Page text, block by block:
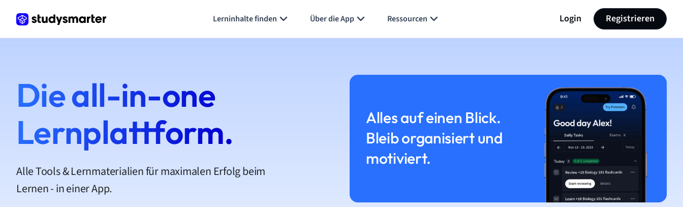
Lerninhalte finden Über die App Ressourcen Login Registrieren
Die all-in-one
Lernplattform.
Alle Tools & Lernmaterialien für maximalen Erfolg beim
Lernen - in einer App.
Alles auf einen Blick.
Bleib organisiert und
motiviert.